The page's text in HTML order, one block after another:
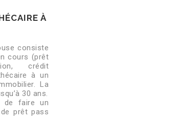
À
consiste
cours (prêt
crédit
à un
La
30 ans.
de faire un
prêt pass